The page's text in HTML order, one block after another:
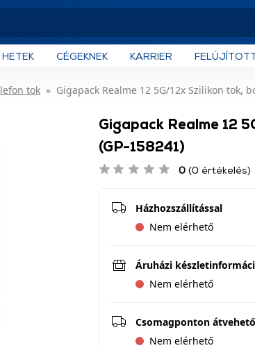
CÉGEKNEK KARRIER
tok Gigapack Realme 12 5G/12x Szilikon tok,
Gigapack Realme 12
(GP-158241)
0 (0 értékelés)
Házhozszállítással
Nem elérhető
Áruházi
Nem elérhető
Csomagponton átvehető
Nem elérhető